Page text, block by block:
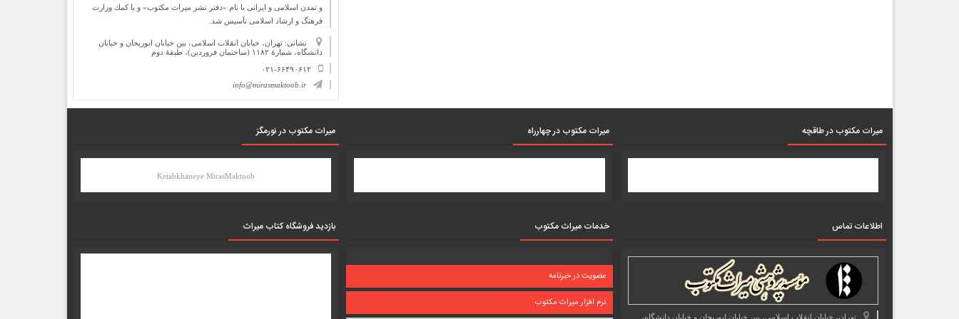
و تمدن اسلامی و ایرانی با نام «دفتر نشر میراث مكتوب» و با كمك وزارت
فرهنگ و ارشاد اسلامی تأسیس شد.
نشانی: تهران، خیابان انقلاب اسلامی، بین خیابان ابوریحان و خیابان
دانشگاه، شمارۀ ۱۱۸۲ (ساختمان فروردین)، طبقۀ دوم
۰۲۱-۶۶۴۹۰۶۱۲
info@mirasmaktoob.ir
میرات مکتوب در طاقچه
اطلاعات تماس
تهران، خیابان انقلاب اسلامی، بین خیابان ابوریحان و خیابان دانشگاه،
میرات مکتوب در چهارراه
خدمات میراث مکتوب
عضویت در خبرنامه
نرم افزار میراث مکتوب
میرات مکتوب در نورمگز
Ketabkhaneye MirasMaktoob
بازدید فروشگاه کتاب میراث